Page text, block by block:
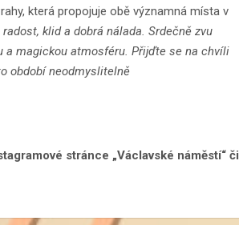
která propojuje obě významná místa v
klid a dobrá nálada. Srdečně zvu
a magickou atmosféru. Přijďte se na chvíli
období neodmyslitelně
stránce „Václavské náměstí“ či